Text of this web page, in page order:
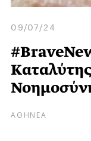
09/07/24
ΑΘΗΝΕΑ